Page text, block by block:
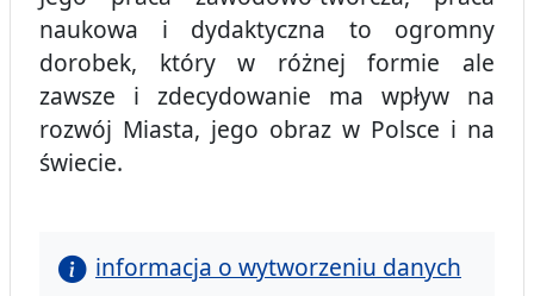
naukowa i dydaktyczna to ogromny
dorobek, który w różnej formie ale
zawsze i zdecydowanie ma wpływ na
rozwój Miasta, jego obraz w Polsce i na
świecie.
informacja o wytworzeniu danych